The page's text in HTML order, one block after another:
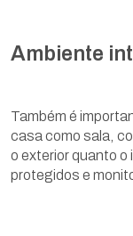
Ambiente
Também é
casa como sala,
o exterior quanto o
protegidos e